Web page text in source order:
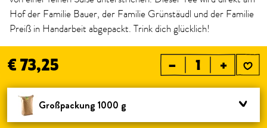
Hof der Familie Bauer, der Familie Grünstäudl und der Familie
Preiß in Handarbeit abgepackt. Trink dich glücklich!
€ 73,25 – +
Großpackung 1000 g